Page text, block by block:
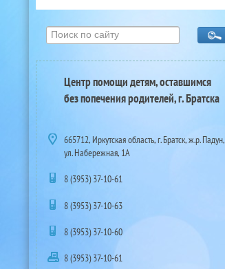
Центр помощи детям, оставшимся
без попечения родителей, г. Братска
665712, Иркутская область, г. Братск, ж.р. Падун,
ул. Набережная, 1А
8 (3953) 37-10-61
8 (3953) 37-10-63
8 (3953) 37-10-60
8 (3953) 37-10-61